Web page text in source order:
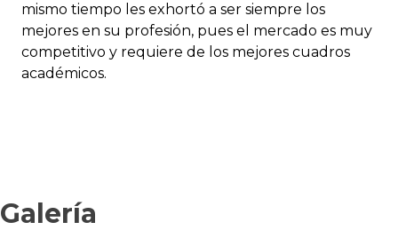
mismo tiempo les exhortó a ser siempre los
mejores en su profesión, pues el mercado es muy
competitivo y requiere de los mejores cuadros
académicos.
Galería